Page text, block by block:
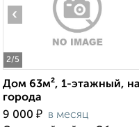
2/5
‹
Дом 63м², 1-этажный,
города
9 000 ₽ в месяц